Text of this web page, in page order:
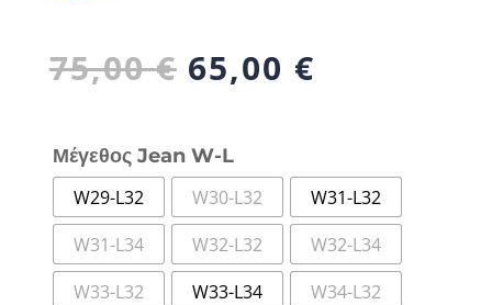
75,00€ Original
price
75,00 €.
65,00 €
είναι:
65,00 €.
Μέγεθος Jean W-L
W29-L32
W30-L32
W31-L32
W31-L34
W32-L32
W32-L34
W33-L32
W33-L34
W34-L32